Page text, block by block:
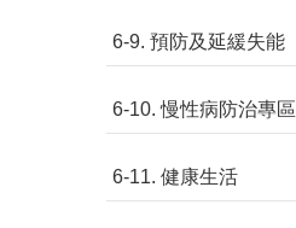
6-9. 預防及延緩失能
6-10. 慢性病防治專區
6-11. 健康生活